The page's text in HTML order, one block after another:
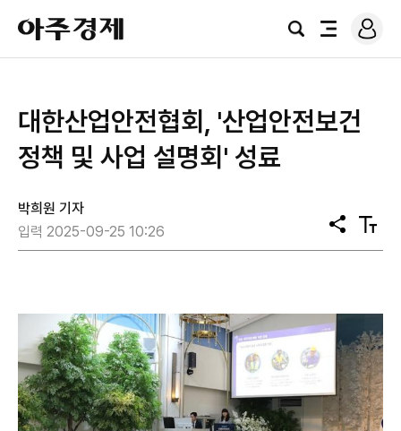
아
주
경
검
전
로
그
대한산업안전협회, '산업안전보건
정책 및 사업 설명회' 성료
박희원 기자
입력 2025-09-25 10:26
공
유
텍
스